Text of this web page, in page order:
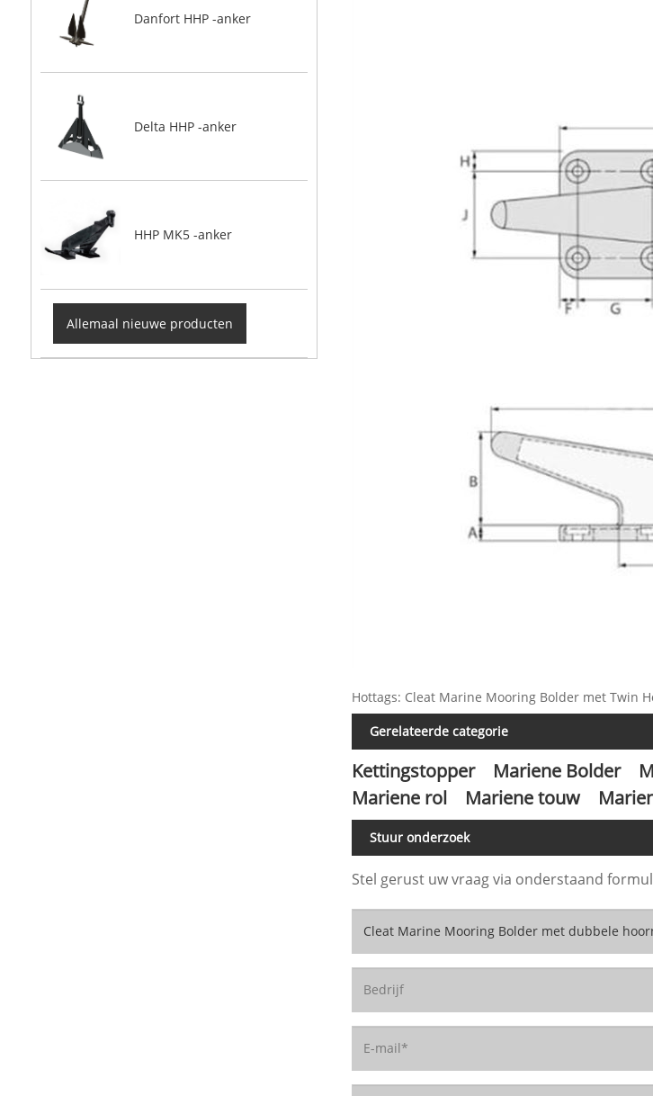
Danfort HHP -anker
Delta HHP -anker
HHP MK5 -anker
Allemaal nieuwe producten
Hottags: Cleat Marine Mooring Bolder met Twin
Gerelateerde categorie
Kettingstopper Mariene Bolder
Mariene rol
Mariene touw
Stuur onderzoek
Stel gerust uw vraag via onderstaand